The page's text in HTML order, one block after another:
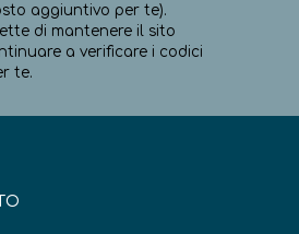
aggiuntivo per te).
di mantenere il sito
a verificare i codici
te.